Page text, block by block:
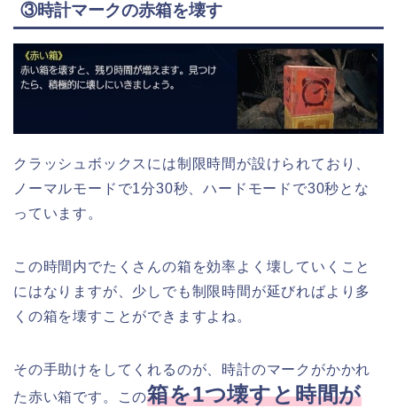
③時計マークの赤箱を壊す
クラッシュボックスには制限時間が設けられており、
ノーマルモードで1分30秒、ハードモードで30秒とな
っています。
この時間内でたくさんの箱を効率よく壊していくこと
にはなりますが、少しでも制限時間が延びればより多
くの箱を壊すことができますよね。
その手助けをしてくれるのが、時計のマークがかかれ
た赤い箱です。この箱を1つ壊すと時間が